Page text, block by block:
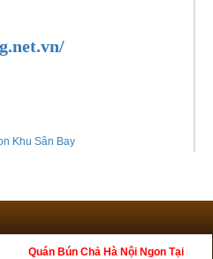
Khu Sân Bay
Quán Bún Chả Hà Nội Ngon Tại